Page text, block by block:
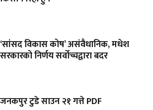
‘सांसद विकास कोष’ असंवैधानिक, मधेश
सरकारको निर्णय सर्वोच्चद्वारा बदर
जनकपुर टुडे साउन २१ गत्ते PDF